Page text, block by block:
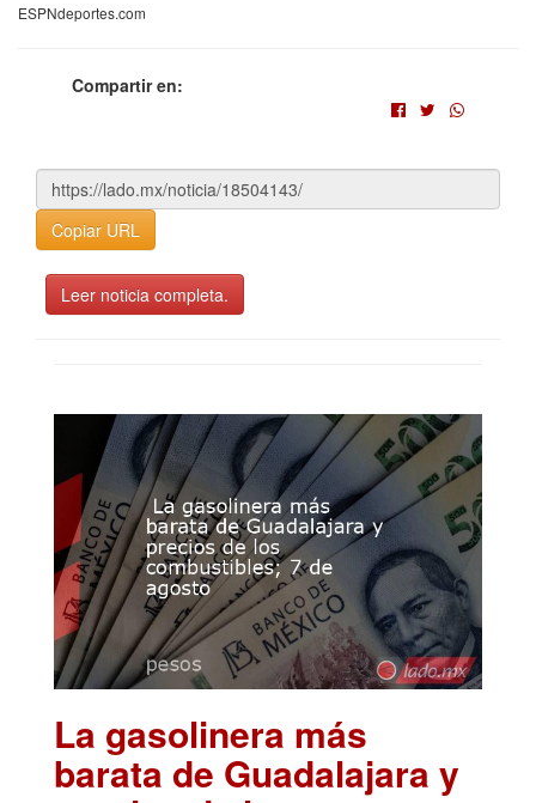
ESPNdeportes.com
Compartir en:
Copiar URL
Leer noticia completa.
La gasolinera más
barata de Guadalajara y